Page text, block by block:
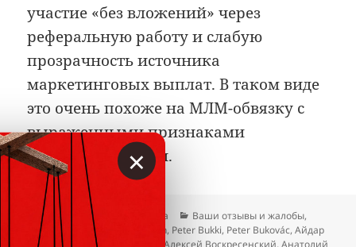
участие «без вложений» через
реферальную работу и слабую
прозрачность источника
маркетинговых выплат. В таком виде
это очень похоже на МЛМ-обвязку с
выраженными признаками
пирамидальности.
Опубликовано
27.06.2026 Гость сайта Рубрики
Ваши отзывы и жалобы,
Отзывы
Метки
Bolatbek Khokhon, Peter Bukki, Peter Bukovác,Айдар
Абденов
Айрат Закирзянов Алексей Воскресенский,Анатолий
×